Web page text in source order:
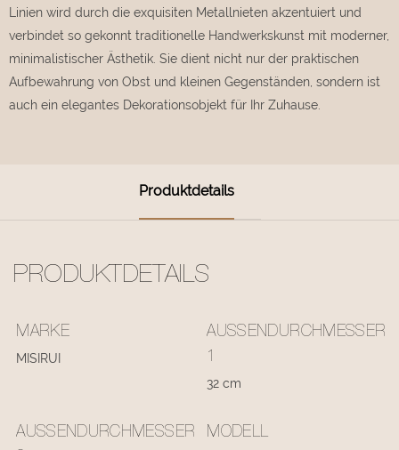
Linien wird durch die exquisiten Metallnieten akzentuiert und
verbindet so gekonnt traditionelle Handwerkskunst mit moderner,
minimalistischer Ästhetik. Sie dient nicht nur der praktischen
Aufbewahrung von Obst und kleinen Gegenständen, sondern ist
auch ein elegantes Dekorationsobjekt für Ihr Zuhause.
Produktdetails
PRODUKTDETAILS
MARKE
MISIRUI
AUSSENDURCHMESSER 1
32 cm
AUSSENDURCHMESSER 2 MODELL